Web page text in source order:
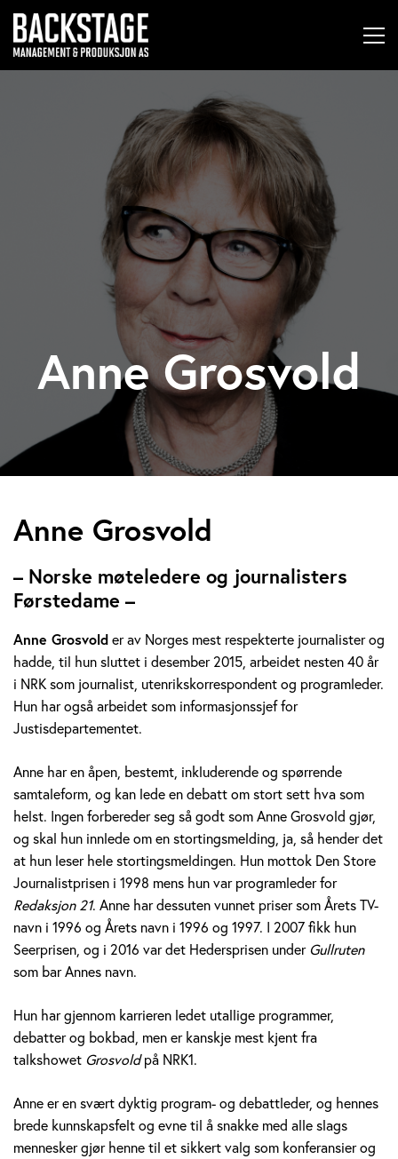
Anne Grosvold
A
n
n
e
G
r
s
v
o
l
d
Anne Grosvold
– Norske møteledere og journalisters
Førstedame –
Anne Grosvolder av Norges mest respekterte journalister og
hadde, til hun sluttet i desember 2015, arbeidet nesten 40 år
i NRK som journalist, utenrikskorrespondent og programleder.
Hun har også arbeidet som informasjonssjef for
Justisdepartementet.
Anne har en åpen, bestemt, inkluderende og spørrende
samtaleform, og kan lede en debatt om stort sett hva som
helst. Ingen forbereder seg så godt som Anne Grosvold gjør,
og skal hun innlede om en stortingsmelding, ja, så hender det
at hun leser hele stortingsmeldingen. Hun mottok Den Store
Journalistprisen i 1998 mens hun var programleder for
Redaksjon 21. Anne har dessuten vunnet priser som Årets TV-
navn i 1996 og Årets navn i 1996 og 1997. I 2007 fikk hun
Seerprisen, og i 2016 var det Hedersprisen underGullruten
som bar Annes navn.
Hun har gjennom karrieren ledet utallige programmer,
debatter og bokbad, men er kanskje mest kjent fra
talkshowet Grosvoldpå NRK1.
Anne er en svært dyktig program- og debattleder, og hennes
brede kunnskapsfelt og evne til å snakke med alle slags
mennesker gjør henne til et sikkert valg som konferansier og